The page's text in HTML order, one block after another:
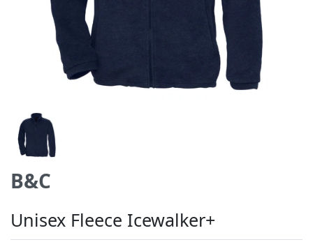
B&C
Unisex Fleece Icewalker+